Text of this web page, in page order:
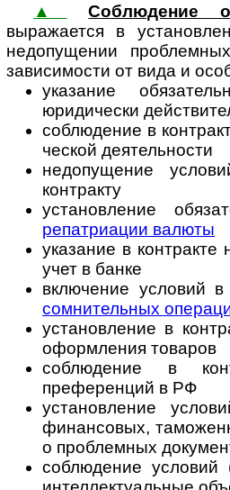
▲
Соблюдение
выражается в
недопущении
зависимости от вида и
указание
юридически
соблюдение в
чес­кой деятельности
недопущение
контракту
установление
репатриации валюты
указание в
учет в банке
включение условий
сомнительных
установление в
оформления товаров
соблюдение в
преференций в РФ
установление
финансовых,
о проблемных
соблюдение